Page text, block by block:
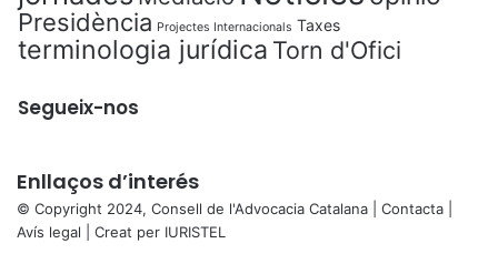
Presidència Projectes Internacionals Taxes
terminologia jurídica Torn d'Ofici
Segueix-nos
Enllaços d’interés
© Copyright 2024, Consell de l'Advocacia Catalana | Contacta
Avís legal | Creat per IURISTEL